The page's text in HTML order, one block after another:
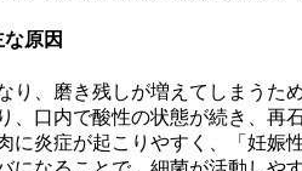
原因
、磨き残しが増えてしまうため
、口内で酸性の状態が続き、再
に炎症が起こりやすく、「妊娠